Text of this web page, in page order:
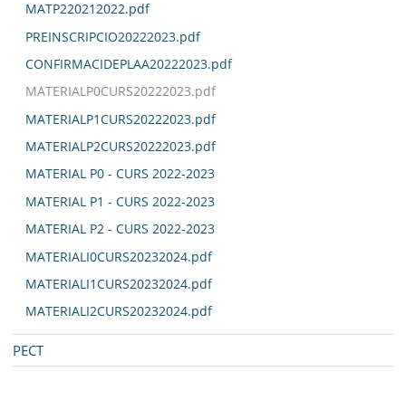
MATP220212022.pdf
PREINSCRIPCIO20222023.pdf
CONFIRMACIDEPLAA20222023.pdf
MATERIALP0CURS20222023.pdf
MATERIALP1CURS20222023.pdf
MATERIALP2CURS20222023.pdf
MATERIAL P0 - CURS 2022-2023
MATERIAL P1 - CURS 2022-2023
MATERIAL P2 - CURS 2022-2023
MATERIALI0CURS20232024.pdf
MATERIALI1CURS20232024.pdf
MATERIALI2CURS20232024.pdf
PECT